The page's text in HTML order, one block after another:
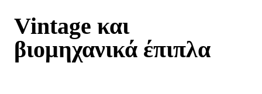
Vintage και
βιομηχανικά έπιπλα